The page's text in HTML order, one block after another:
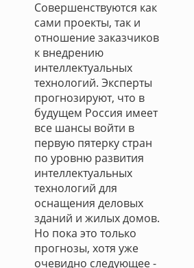
Совершенствуются как
сами проекты, так и
отношение заказчиков
к внедрению
интеллектуальных
технологий. Эксперты
прогнозируют, что в
будущем Россия имеет
все шансы войти в
первую пятерку стран
по уровню развития
интеллектуальных
технологий для
оснащения деловых
зданий и жилых домов.
Но пока это только
прогнозы, хотя уже
очевидно следующее -